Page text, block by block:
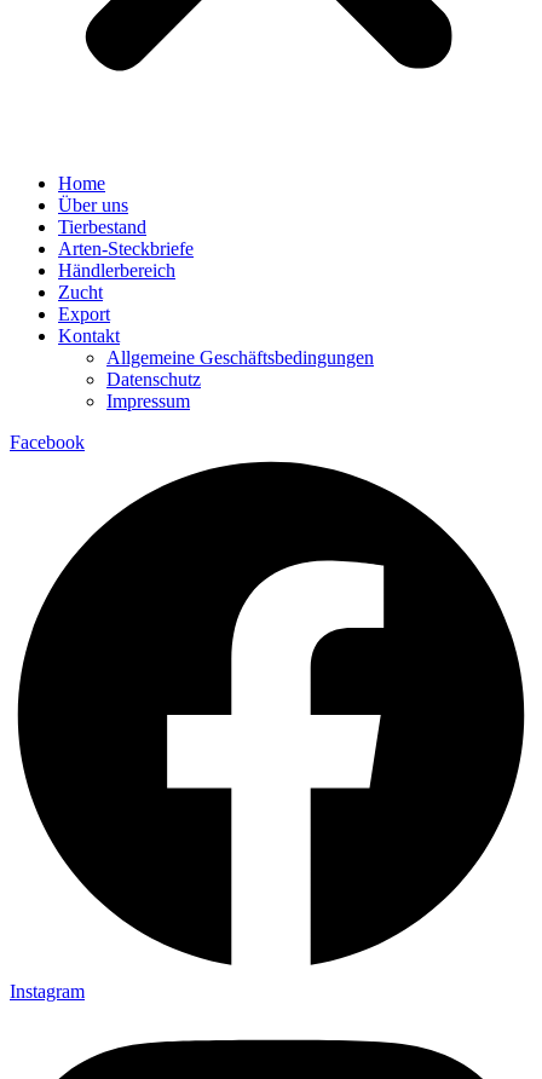
Home
Über uns
Tierbestand
Arten-Steckbriefe
Händlerbereich
Zucht
Export
Kontakt
Allgemeine Geschäftsbedingungen
Datenschutz
Impressum
Facebook
Instagram